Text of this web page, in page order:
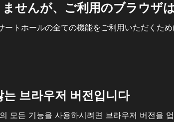
せんが、ご利用のブラウザ
ートホールの全ての機能をご利用いただくた
는 브라우저 버전입니다
모든 기능을 사용하시려면 브라우저 버전을